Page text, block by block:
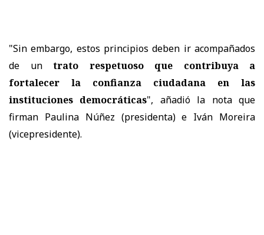
"Sin embargo, estos principios deben ir acompañados
de un trato respetuoso que contribuya a
fortalecer la confianza ciudadana en las
instituciones democráticas", añadió la nota que
firman Paulina Núñez (presidenta) e Iván Moreira
(vicepresidente).